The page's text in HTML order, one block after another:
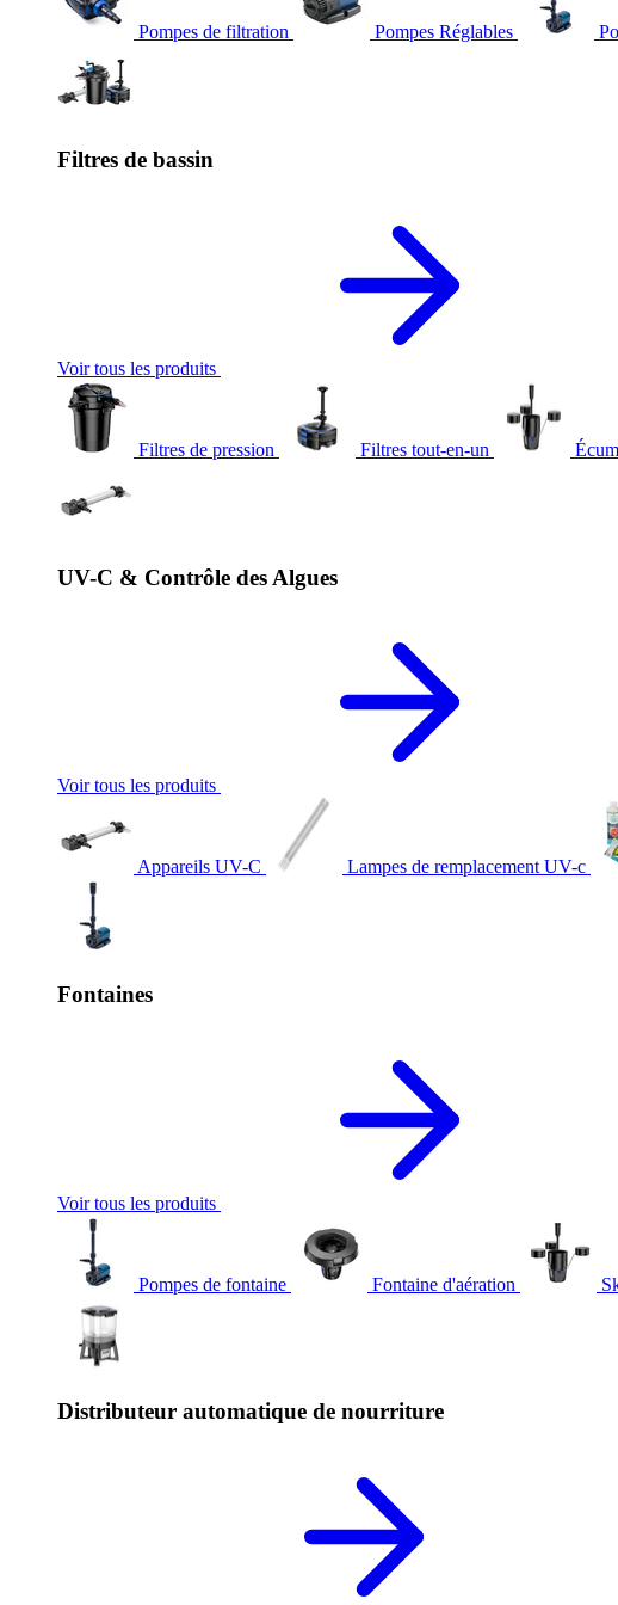
Pompes de filtration Pompes Réglables
Filtres de bassin
Voir tous les produits
Filtres de pression Filtres tout-en-un
UV-C & Contrôle des Algues
Voir tous les produits
Appareils UV-C Lampes de remplacement UV-c
Fontaines
Voir tous les produits
Pompes de fontaine Fontaine d'aération
Distributeur automatique de nourriture